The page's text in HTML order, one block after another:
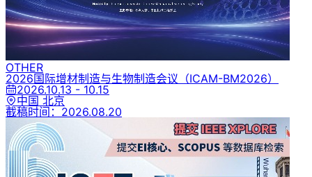
OTHER
2026国际增材制造与生物制造会议 （ICAM-BM2026）
2026.10.13 - 10.15
中国 北京
截稿时间： 2026.08.20